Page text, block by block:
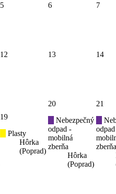
5 6
7
12 13 14
19
Plasty
Hôrka
(Poprad)
20
Nebezpečný
odpad -
mobilná
zberňa
Hôrka
(Poprad)
21
zberňa